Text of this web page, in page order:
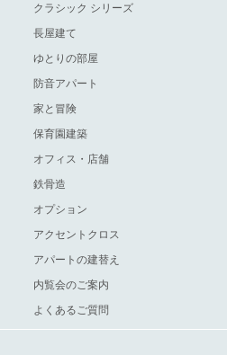
クラシック シリーズ
長屋建て
ゆとりの部屋
防音アパート
家と冒険
保育園建築
オフィス・店舗
鉄骨造
オプション
アクセントクロス
アパートの建替え
内覧会のご案内
よくあるご質問